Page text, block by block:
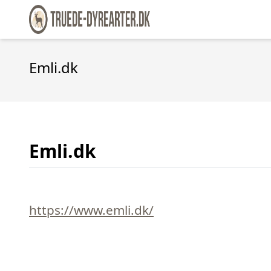
Emli.dk
Emli.dk
https://www.emli.dk/